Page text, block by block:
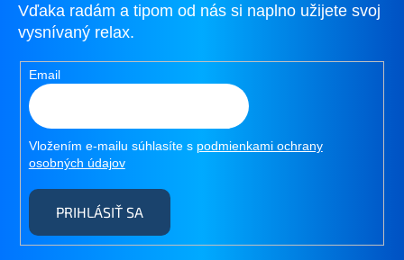
Vďaka radám a tipom od nás si naplno užijete svoj
vysnívaný relax.
Email
Vložením e-mailu súhlasíte s podmienkami ochrany
osobných údajov
PRIHLÁSIŤ SA